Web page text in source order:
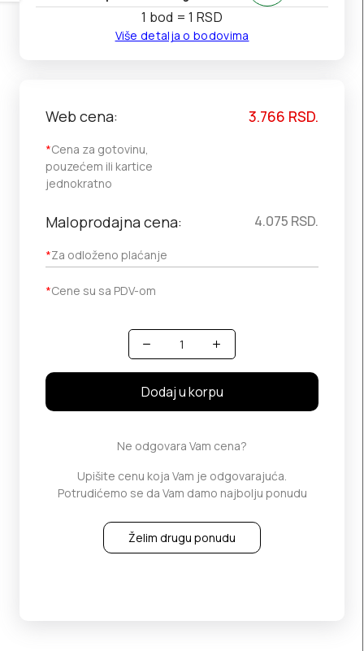
1 bod = 1 RSD
Više detalja o bodovima
Web cena:
*Cena za gotovinu,
pouzećem ili kartice
jednokratno
3.766 RSD.
Maloprodajna cena:
*Za odloženo plaćanje
4.075 RSD.
*Cene su sa PDV-om
Količina
Dodaj u korpu
Ne odgovara Vam cena?
Upišite cenu koja Vam je odgovarajuća.
Potrudićemo se da Vam damo najbolju ponudu
Želim drugu ponudu